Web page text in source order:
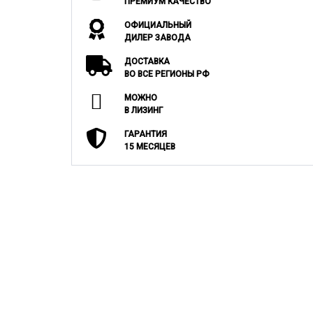
ОФИЦИАЛЬНЫЙ
ДИЛЕР ЗАВОДА
ДОСТАВКА
ВО ВСЕ РЕГИОНЫ РФ
МОЖНО
В ЛИЗИНГ
ГАРАНТИЯ
15 МЕСЯЦЕВ